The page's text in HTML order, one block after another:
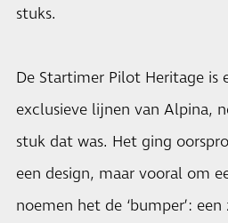
stuks.
De Startimer Pilot Heritage is
exclusieve lijnen van Alpina,
stuk dat was. Het ging
een design, maar vooral om
noemen het de ‘bumper’: